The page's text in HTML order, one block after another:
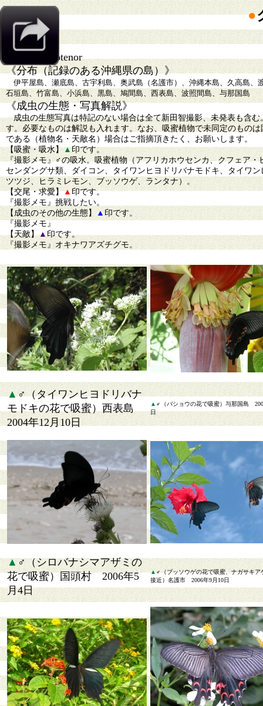
●
《学名》
Papilio protenor
《分布（記録のある沖縄県の島）》
伊平屋島、瀬底島、古宇利島、奥武島（名護市）、沖縄本島、久高島
石垣島、竹富島、小浜島、黒島、鳩間島、西表島、波照間島、与那国島
《成虫の生態・写真解説》
成虫の生態写真は特記のない場合は全て新田智撮影、未発表も含
す。必要なものは解説も入れます。なお、吸蜜植物で未同定のもの
である（植物名・天敵名）場合はご指摘頂きたく、お願いします。
【吸蜜・吸水】▲印です。
『撮影メモ』♂の吸水。吸蜜植物（アフリカホウセンカ、クフェア
センダングサ類、ダイコン、タイワンヒヨドリバナモドキ、タイワ
ツツジ、ヒラミレモン、ブッソウゲ、ランタナ）。
【交尾・求愛】▲印です。
『撮影メモ』挑戦したい。
【成虫のその他の生態】 ▲ 印です。
『撮影メモ』
【天敵】▲印です。
『撮影メモ』オキナワアズチグモ。
▲♂（タイワンヒヨドリバナ
モドキの花で吸蜜）西表島
2004年12月10日
▲ ♂（バショウの花で吸蜜）与那国島
日
▲ ♂（シロバナシマアザミの
花で吸蜜）国頭村 2006年5
月4日
▲♂（ブッソウゲの花で吸蜜、ナガサキア
接近）名護市 2006年9月10日